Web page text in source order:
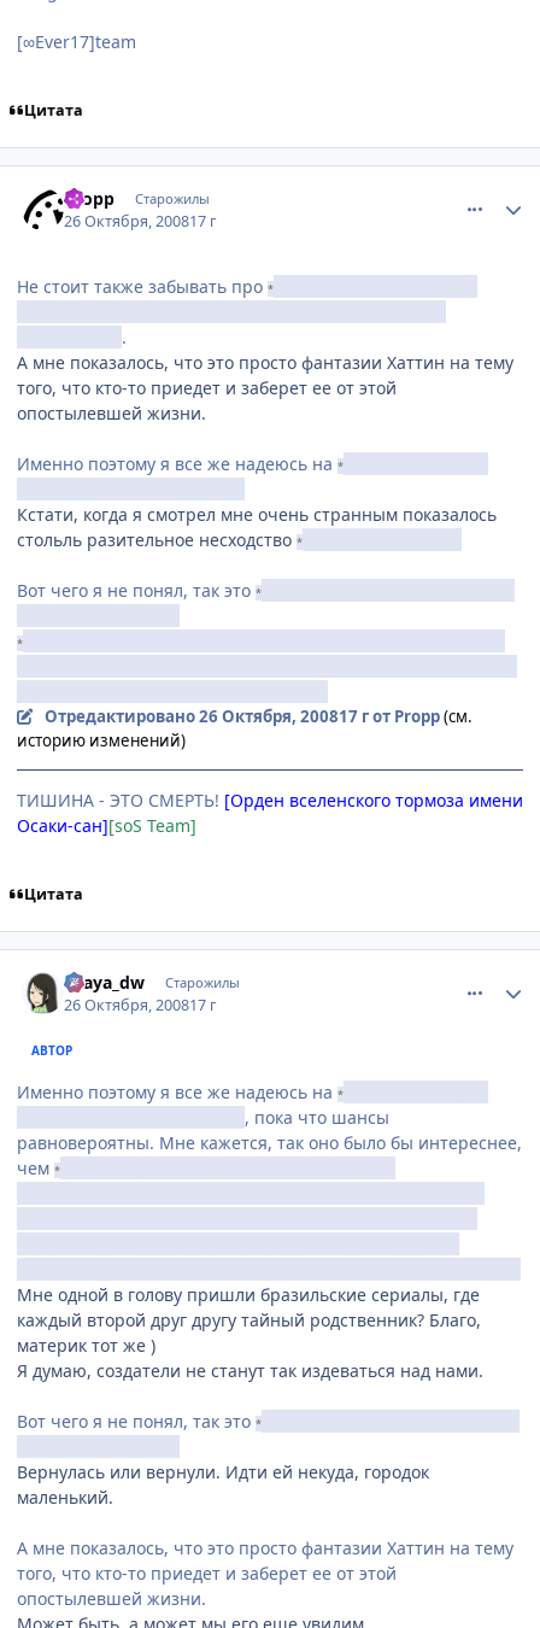
[∞Ever17]team
Цитата
Propp Старожилы
26 Октября, 200817 г
Не стоит также забывать про *
.
А мне показалось, что это просто фантазии Хаттин на тему
того, что кто-то приедет и заберет ее от этой
опостылевшей жизни.
Именно поэтому я все же надеюсь на *
Кстати, когда я смотрел мне очень странным показалось
стольль разительное несходство *
Вот чего я не понял, так это *
*
Отредактировано26 Октября, 200817 гот Propp(см.
историю изменений)
ТИШИНА - ЭТО СМЕРТЬ! [Орден вселенского тормоза имени
Осаки-сан][soS Team]
Цитата
Ellaya_dw Старожилы
26 Октября, 200817 г
АВТОР
Именно поэтому я все же надеюсь на *
, пока что шансы
равновероятны. Мне кажется, так оно было бы интереснее,
чем *
Мне одной в голову пришли бразильские сериалы, где
каждый второй друг другу тайный родственник? Благо,
материк тот же )
Я думаю, создатели не станут так издеваться над нами.
Вот чего я не понял, так это *
Вернулась или вернули. Идти ей некуда, городок
маленький.
А мне показалось, что это просто фантазии Хаттин на тему
того, что кто-то приедет и заберет ее от этой
опостылевшей жизни.
Может быть, а может мы его еще увидим.